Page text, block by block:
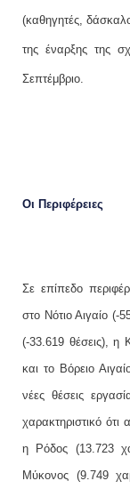
(καθηγητές,
της έναρξης της
Σεπτέμβριο.
Οι Περιφέρειες
Σε επίπεδο
στο Νότιο Αιγαίο (-
(-33.619 θέσεις), η
και το Βόρειο
νέες θέσεις
χαρακτηριστικό ότι
η Ρόδος (13.723
Μύκονος (9.749